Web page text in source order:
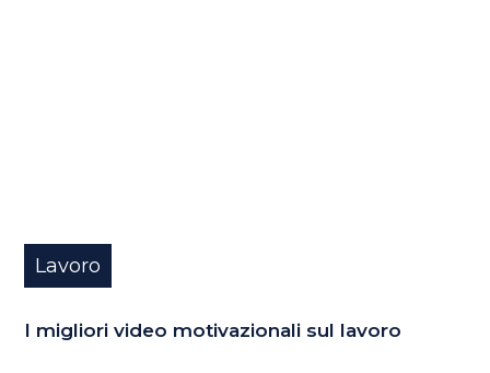
Lavoro
I migliori video motivazionali sul lavoro